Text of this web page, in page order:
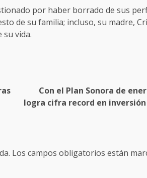
por haber borrado de sus
de su familia; incluso, su madre,
su vida.
Con el Plan Sonora de
logra cifra record en
Los campos obligatorios están